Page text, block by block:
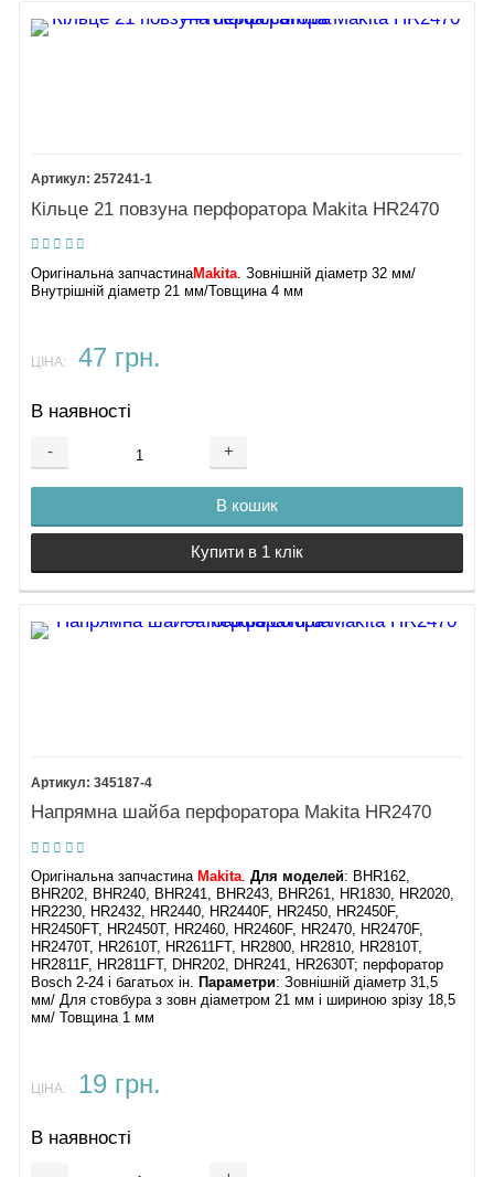
257241-1
Кільце 21 повзуна перфоратора Makita HR2470
Оригінальна запчастинаMakita. Зовнішній діаметр 32 мм/
Внутрішній діаметр 21 мм/Товщина 4 мм
ЦІНА: 47 грн.
В наявності
- +
В кошик
Купити в 1 клік
345187-4
Напрямна шайба перфоратора Makita HR2470
Оригінальна запчастина Makita.Для моделей: BHR162,
BHR202, BHR240, BHR241, BHR243, BHR261, HR1830, HR2020,
HR2230, HR2432, HR2440, HR2440F, HR2450, HR2450F,
HR2450FT, HR2450T, HR2460, HR2460F, HR2470, HR2470F,
HR2470T, HR2610T, HR2611FT, HR2800, HR2810, HR2810T,
HR2811F, HR2811FT, DHR202, DHR241, HR2630T; перфоратор
Bosch 2-24 і багатьох ін. Параметри: Зовнішній діаметр 31,5
мм/ Для стовбура з зовн діаметром 21 мм і шириною зрізу 18,5
мм/ Товщина 1 мм
ЦІНА: 19 грн.
В наявності